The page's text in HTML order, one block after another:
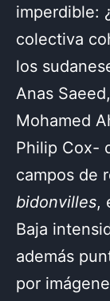
imperdible:
colectiva
los
Anas
Mohamed
Philip Cox-
campos de
bidonvilles,
Baja
además
por